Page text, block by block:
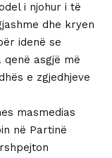
i njohur i të
dhe kryen
idenë se
asgjë më
e zgjedhjeve
masmedias
në Partinë